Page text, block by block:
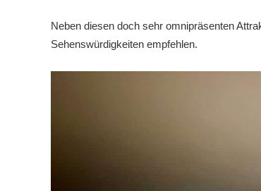
Neben diesen doch sehr omnipräsenten
Sehenswürdigkeiten empfehlen.